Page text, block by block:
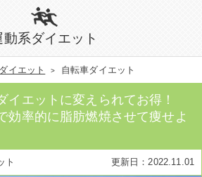
動系ダイエット
イエット 自転車ダイエット
イエットに変えられてお得！
効率的に脂肪燃焼させて痩せよ
ト 2022.11.01